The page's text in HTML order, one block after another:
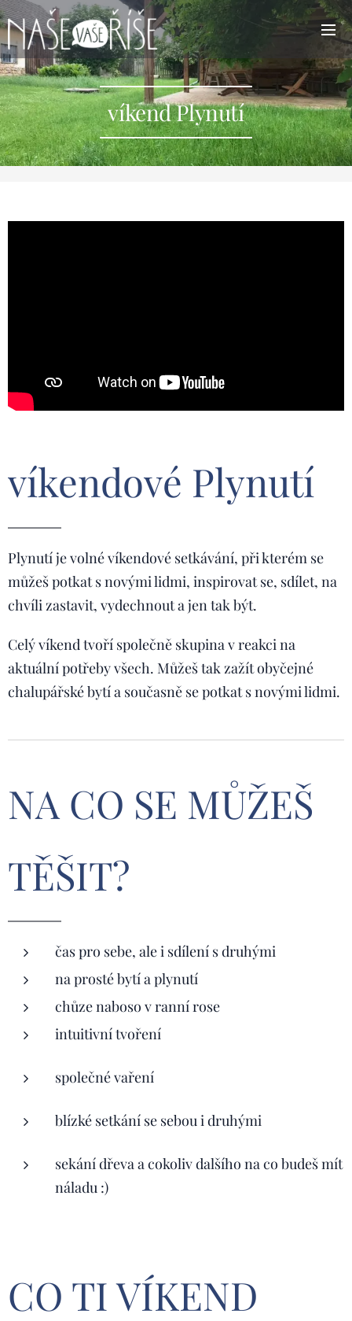
víkend Plynutí
víkendové Plynutí
Plynutí je volné víkendové setkávání, při kterém se
můžeš potkat s novými lidmi, inspirovat se, sdílet, na
chvíli zastavit, vydechnout a jen tak být.
Celý víkend tvoří společně skupina v reakci na
aktuální potřeby všech. Můžeš tak zažít obyčejné
chalupářské bytí a současně se potkat s novými lidmi.
NA CO SE MŮŽEŠ
TĚŠIT?
čas pro sebe, ale i sdílení s druhými
na prosté bytí a plynutí
chůze naboso v ranní rose
intuitivní tvoření
společné vaření
blízké setkání se sebou i druhými
sekání dřeva a cokoliv dalšího na co budeš mít
náladu :)
CO TI VÍKEND